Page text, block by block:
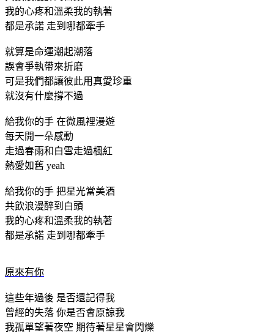
我的心疼和溫柔我的執著
都是承諾 走到哪都牽手
就算是命運潮起潮落
誤會爭執帶來折磨
可是我們都讓彼此用真愛珍重
就沒有什麼撐不過
給我你的手 在微風裡漫遊
每天開一朵感動
走過春雨和白雪走過楓紅
熱愛如舊 yeah
給我你的手 把星光當美酒
共飲浪漫醉到白頭
我的心疼和溫柔我的執著
都是承諾 走到哪都牽手
原來有你
這些年過後 是否還記得我
曾經的失落 你是否會原諒我
我孤單望著夜空 期待著星星會閃爍